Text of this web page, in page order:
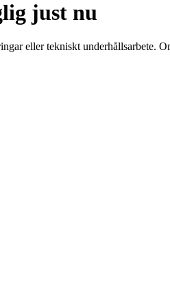
just nu
eller tekniskt underhållsarbete.